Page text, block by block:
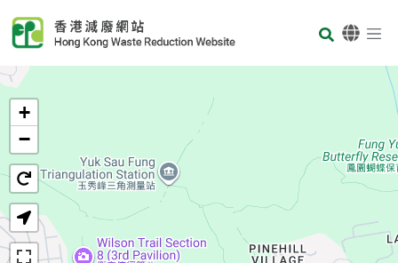
Body
首页
+
−